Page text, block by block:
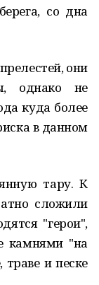
со дна
они
однако не
куда более
в данном
тару. К
сложили
"герои",
камнями "на
и песке